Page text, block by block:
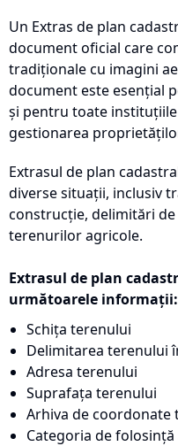
Un Extras de plan
document oficial care
tradiționale cu imagini
document este esențial
și pentru toate
gestionarea
Extrasul de plan
diverse situații, inclusiv
construcție, delimitări
terenurilor agricole.
Extrasul de plan
următoarele informații:
Schița terenului
Delimitarea terenului
Adresa terenului
Suprafața terenului
Arhiva de
Categoria de